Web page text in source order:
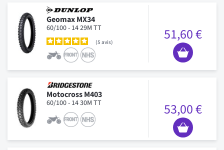
Geomax MX34
60/100 - 14 29M TT
5 avis 51,60 €
Motocross M403
60/100 - 14 30M TT 53,00 €